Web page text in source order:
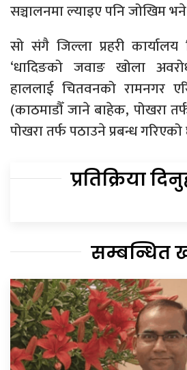
सञ्चालनमा ल्याइए पनि जोखिम
सो संगै जिल्ला प्रहरी
‘धादिङको जवाङ खोला
हाललाई चितवनको रामनगर
(काठमाडौँ जाने बाहेक, पोखरा
पोखरा तर्फ पठाउने प्रबन्ध गरिएको
प्रतिक्रिया
सम्बन्धित